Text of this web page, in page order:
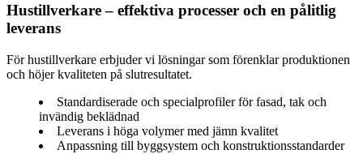
Hustillverkare – effektiva processer och en pålitlig
leverans
För hustillverkare erbjuder vi lösningar som förenklar produktionen
och höjer kvaliteten på slutresultatet.
Standardiserade och specialprofiler för fasad, tak och
invändig beklädnad
Leverans i höga volymer med jämn kvalitet
Anpassning till byggsystem och konstruktionsstandarder